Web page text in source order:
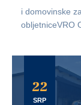
i domovinske
obljetniceVRO
22
SRP